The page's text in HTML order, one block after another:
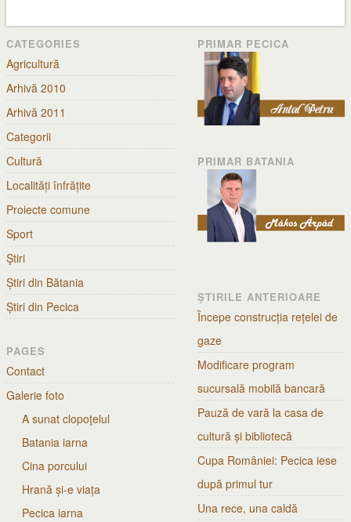
CATEGORIES
Agricultură
Arhivă 2010
Arhivă 2011
Categorii
Cultură
Localități înfrățite
Proiecte comune
Sport
Ştiri
Știri din Bătania
Știri din Pecica
PAGES
Contact
Galerie foto
A sunat clopoţelul
Batania iarna
Cina porcului
Hrană și-e viața
Pecica iarna
PRIMAR PECICA
PRIMAR BATANIA
ŞTIRILE ANTERIOARE
Începe construcția rețelei de
gaze
Modificare program
sucursală mobilă bancară
Pauză de vară la casa de
cultură și bibliotecă
Cupa României: Pecica iese
după primul tur
Una rece, una caldă